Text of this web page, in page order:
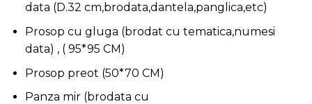
data (D.32 cm,brodata,dantela,panglica,etc)
Prosop cu gluga (brodat cu tematica,numesi
data) , ( 95*95 CM)
Prosop preot (50*70 CM)
Panza mir (brodata cu